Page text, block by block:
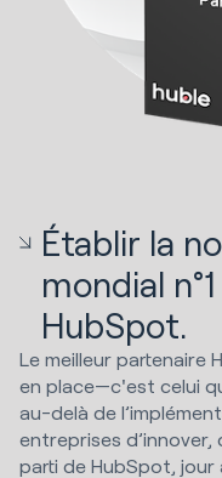
Établir la
mondial
HubSpot.
Le meilleur partenaire
en place—c'est celui
au-delà de
entreprises d’innover,
parti de HubSpot, jour